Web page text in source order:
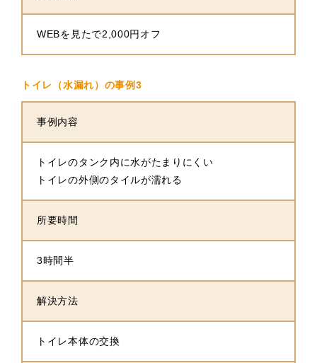
WEBを見たで2,000円オフ
トイレ（水漏れ）の事例3
事例内容
トイレのタンク内に水がたまりにくい
トイレの外側のタイルが濡れる
所要時間
3時間半
解決方法
トイレ本体の交換